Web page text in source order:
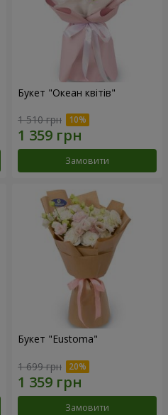
Букет "Океан квітів"
1 510 грн
Замовити
Букет "Eustoma"
1 699 грн
Замовити